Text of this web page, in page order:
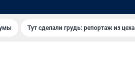
Тут сделали грудь: репортаж из цеха